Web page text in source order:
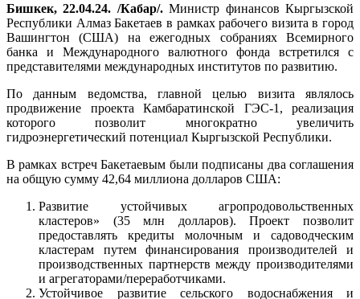
Бишкек, 22.04.24. /Кабар/.Министр финансов Кыргызской
Республики Алмаз Бакетаев в рамках рабочего визита в город
Вашингтон (США) на ежегодных собраниях Всемирного
банка и Международного валютного фонда встретился с
представителями международных институтов по развитию.
По данным ведомства, главной целью визита являлось
продвижение проекта Камбаратинской ГЭС-1, реализация
которого позволит многократно увеличить
гидроэнергетический потенциал Кыргызской Республики.
В рамках встреч Бакетаевым были подписаны два соглашения
на общую сумму 42,64 миллиона долларов США:
Развитие устойчивых агропродовольственных
кластеров» (35 млн долларов). Проект позволит
предоставлять кредиты молочным и садоводческим
кластерам путем финансирования производителей и
производственных партнерств между производителями
и агрегаторами/переработчиками.
Устойчивое развитие сельского водоснабжения и